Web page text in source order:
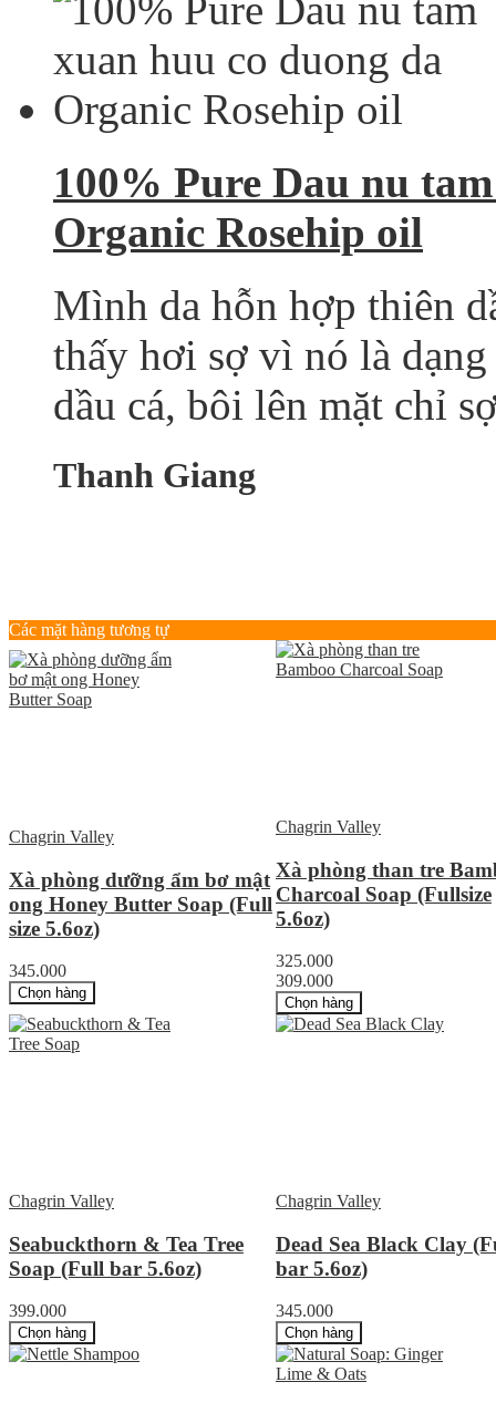
100% Pure Dau nu
Organic Rosehip oil
Mình da hỗn hợp thiên
thấy hơi sợ vì nó là
dầu cá, bôi lên mặt chỉ
Thanh Giang
Các mặt hàng tương tự
Chagrin Valley
Xà phòng dưỡng ẩm bơ mật
ong Honey Butter Soap (Full
size 5.6oz)
345.000
Chọn hàng
Chagrin Valley
Xà phòng than tre
Charcoal Soap (Fullsize
5.6oz)
325.000
309.000
Chọn hàng
Chagrin Valley
Seabuckthorn & Tea Tree
Soap (Full bar 5.6oz)
399.000
Chọn hàng
Chagrin Valley
Dead Sea Black Clay
bar 5.6oz)
345.000
Chọn hàng